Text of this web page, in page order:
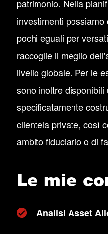
patrimonio. Nella
investimenti
pochi eguali per
raccoglie il meglio
livello globale. Per le
sono inoltre disponibili
specificatamente
clientela private, così
ambito fiduciario o di
Le mie
Analisi Asset